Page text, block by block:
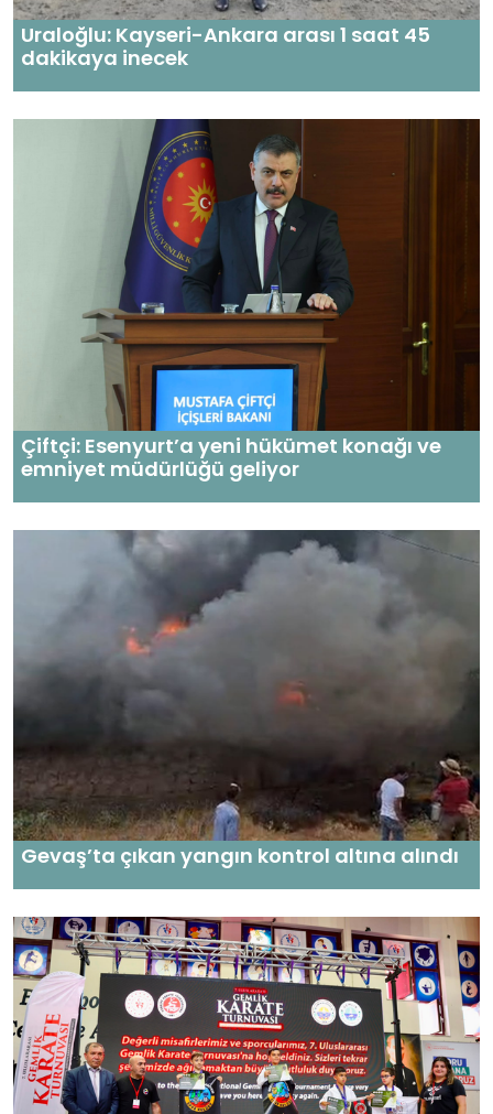
Uraloğlu: Kayseri-Ankara arası 1 saat 45
dakikaya inecek
Çiftçi: Esenyurt’a yeni hükümet konağı ve
emniyet müdürlüğü geliyor
Gevaş’ta çıkan yangın kontrol altına alındı